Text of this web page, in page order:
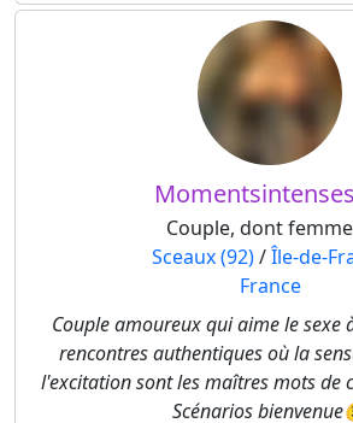
Momentsintenses
Couple, dont
Sceaux (92)/Île-de-
France
Couple amoureux qui aime le sexe
rencontres authentiques où la
l'excitation sont les maîtres mots de
Scénarios